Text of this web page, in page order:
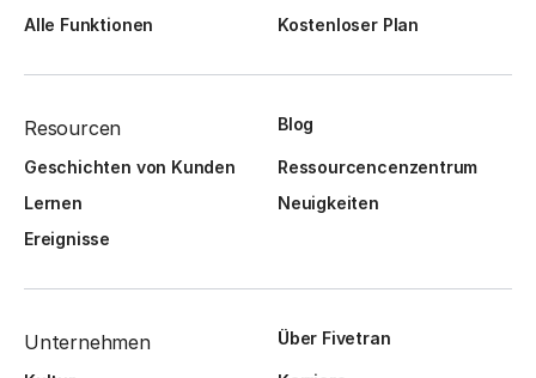
Alle Funktionen Kostenloser Plan
Resourcen Blog
Geschichten von Kunden
Ressourcencenzentrum
Lernen
Neuigkeiten
Ereignisse
Unternehmen Über Fivetran